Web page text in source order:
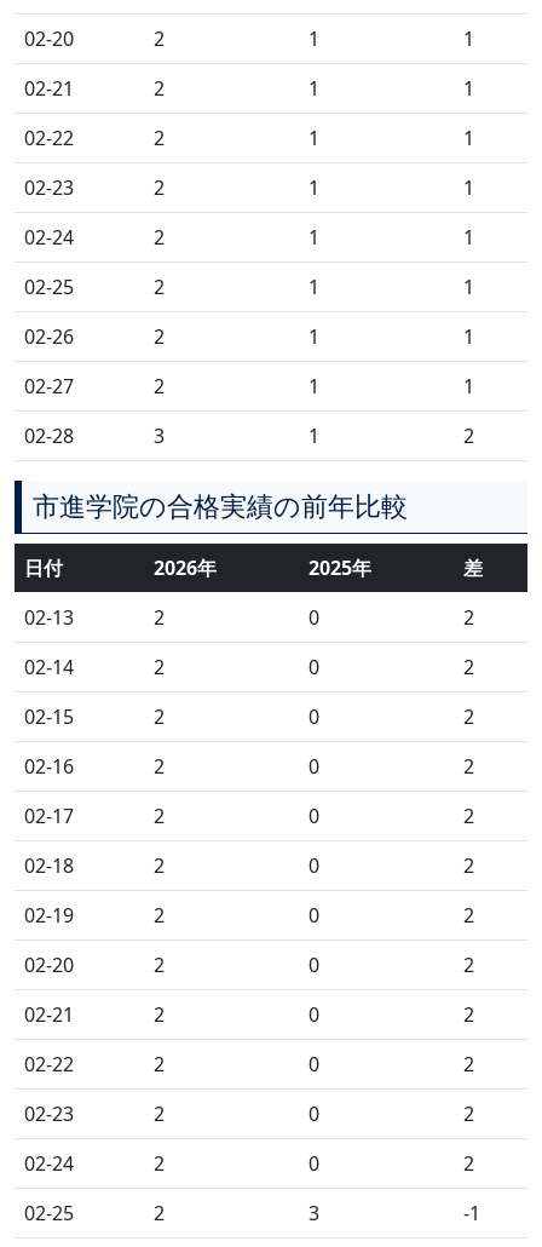
02-20
2 1
1
02-21
2 1
1
02-22
2 1
1
02-23
2 1
1
02-24
2 1
1
02-25
2 1
1
02-26
2 1
1
02-27
2 1
1
02-28
3 1 2
市進学院の合格実績の前年比較
日付 2026年 2025年
差
02-13
2 0
2
02-14
2 0
2
02-15
2 0
2
02-16
2 0
2
02-17
2 0
2
02-18
2 0
2
02-19
2 0
2
02-20
2 0
2
02-21
2 0
2
02-22
2 0
2
02-23
2 0
2
02-24
2 0
2
02-25
2 3
-1